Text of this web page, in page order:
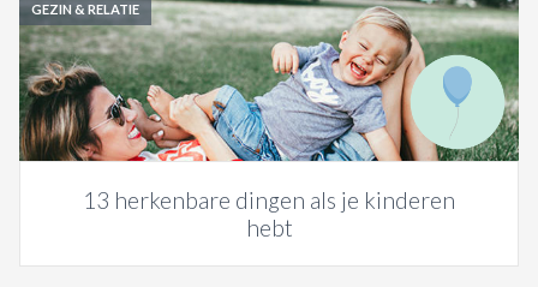
GEZIN & RELATIE
13 herkenbare dingen als je kinderen
hebt